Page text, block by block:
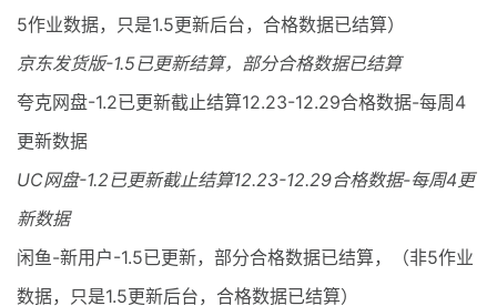
5作业数据，只是1.5更新后台，合格数据已结算）
京东发货版-1.5已更新结算，部分合格数据已结算
夸克网盘-1.2已更新截止结算12.23-12.29合格数据-每周4
更新数据
UC网盘-1.2已更新截止结算12.23-12.29合格数据-每周4更
新数据
闲鱼-新用户-1.5已更新，部分合格数据已结算，（非5作业
数据，只是1.5更新后台，合格数据已结算）